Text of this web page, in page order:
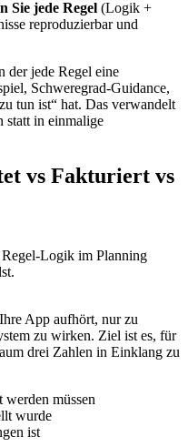
Sie jede Regel (Logik +
reproduzierbar und
der jede Regel eine
Schweregrad‑Guidance,
tun ist“ hat. Das verwandelt
statt in einmalige
vs Fakturiert vs
Logik im Planning
App aufhört, nur zu
zu wirken. Ziel ist es, für
drei Zahlen in Einklang zu
werden müssen
wurde
ist